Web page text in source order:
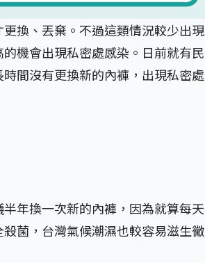
換、丟棄。不過這類情況較少出現
機會出現私密處感染。日前就有民
間沒有更換新的內褲，出現私密處
年換一次新的內褲，因為就算每天
菌，台灣氣候潮濕也較容易滋生黴